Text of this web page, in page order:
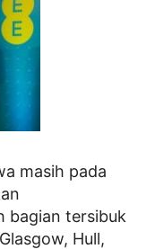
masih pada
bagian tersibuk
Hull,